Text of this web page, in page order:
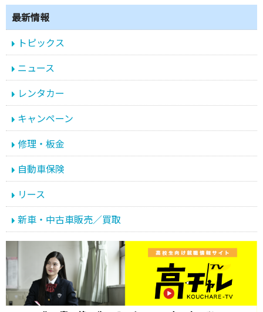
最新情報
トピックス
ニュース
レンタカー
キャンペーン
修理・板金
自動車保険
リース
新車・中古車販売／買取